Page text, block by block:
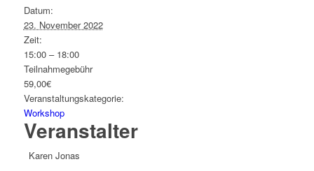
Datum:
23. November 2022
Zeit:
15:00 – 18:00
Teilnahmegebühr
59,00€
Veranstaltungskategorie:
Workshop
Veranstalter
Karen Jonas